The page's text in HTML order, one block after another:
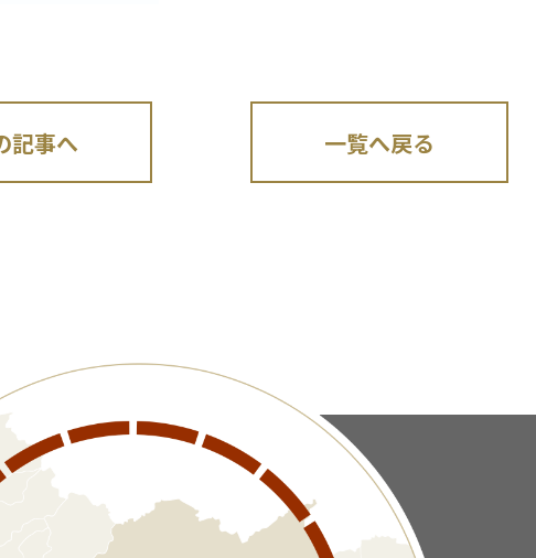
記事へ 一覧へ戻る